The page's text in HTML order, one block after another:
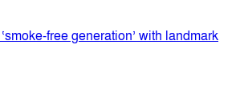
free generation’ with landmark